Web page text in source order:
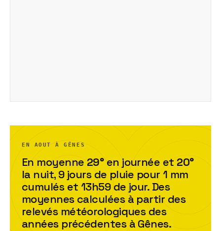
EN AOUT À GÊNES
En moyenne 29°en journée et 20°
la nuit, 9joursde pluie pour 1 mm
cumulés et 13h59de jour. Des
moyennes calculées à partir des
relevés météorologiques des
années précédentes à Gênes.